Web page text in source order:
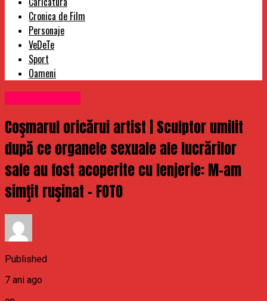
Cronica de Film
Personaje
VeDeTe
Sport
Oameni
Coşmarul oricărui artist | Sculptor umilit
după ce organele sexuale ale lucrărilor
sale au fost acoperite cu lenjerie: M-am
simţit ruşinat – FOTO
Published
7 ani ago